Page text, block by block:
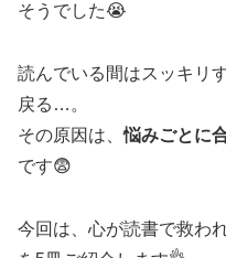
そうでした😭
読んでいる間はスッキリ
戻る…。
その原因は、悩みごとに
です😨
今回は、心が読書で救わ